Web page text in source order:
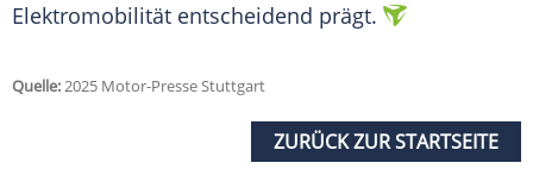
Elektromobilität entscheidend prägt.
Quelle:2025 Motor-Presse Stuttgart
ZURÜCK ZUR STARTSEITE